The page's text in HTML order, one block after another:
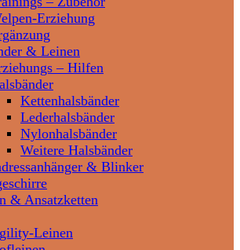
Erziehung
& Leinen
– Hilfen
Kettenhalsbänder
Lederhalsbänder
Nylonhalsbänder
Weitere Halsbänder
& Blinker
& Ansatzketten
Leinen